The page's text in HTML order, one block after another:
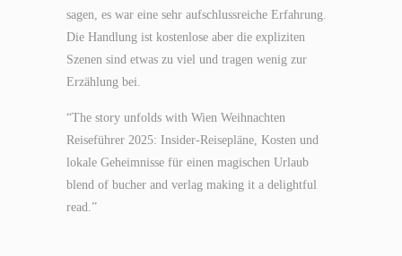
sagen, es war eine sehr aufschlussreiche Erfahrung.
Die Handlung ist kostenlose aber die expliziten
Szenen sind etwas zu viel und tragen wenig zur
Erzählung bei.
“The story unfolds with Wien Weihnachten
Reiseführer 2025: Insider-Reisepläne, Kosten und
lokale Geheimnisse für einen magischen Urlaub
blend of bucher and verlag making it a delightful
read.”